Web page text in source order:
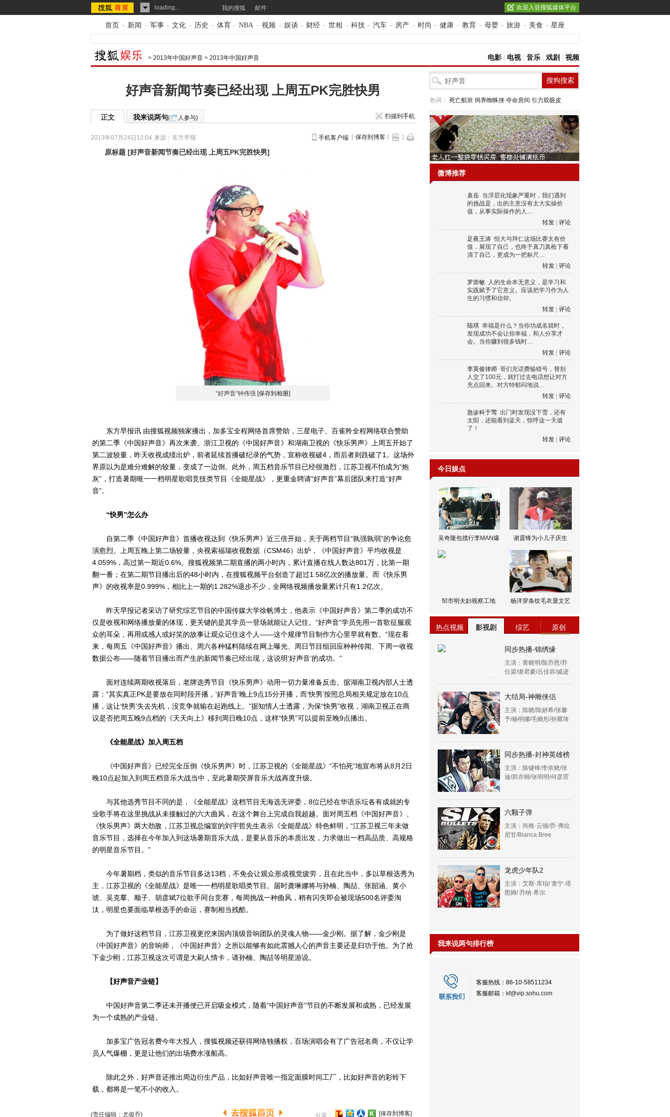
loading... 我的搜狐 邮件 欢迎入驻搜狐媒体平台
首页 - 新闻 - 军事 - 文化 - 历史 - 体育 - NBA - 视频 - 娱谈 - 财经 - 世相 - 科技 - 汽车 - 房产 - 时尚 - 健康 - 教育 - 母婴 - 旅游 - 美食 - 星座
> 2013年中国好声音 > 2013年中国好声音 电影 电视| 音乐 戏剧 视频
好声音新闻节奏已经出现 上周五PK完胜快男
正文 我来说两句( 人参与) 扫描到手机
2013年07月24日12:04 来源： 东方早报 手机客户端 保存到博客
原标题 [好声音新闻节奏已经出现 上周五PK完胜快男]
“好声音”钟伟强 [保存到相册]
东方早报讯 由搜狐视频独家播出，加多宝全程网络首席赞助，三星电子、百雀羚全程网络联合赞助
的第二季《中国好声音》再次来袭。浙江卫视的《中国好声音》和湖南卫视的《快乐男声》上周五开始了
第二波较量，昨天收视成绩出炉，前者延续首播破纪录的气势，宣称收视破4，而后者则跌破了1。这场外
界原以为是难分难解的较量，变成了一边倒。此外，周五档音乐节目已经很激烈，江苏卫视不怕成为“炮
灰”，打造暑期唯一一档明星歌唱竞技类节目《全能星战》，更重金聘请“好声音”幕后团队来打造“好声
音”。
“快男”怎么办
自第二季《中国好声音》首播收视达到《快乐男声》近三倍开始，关于两档节目“孰强孰弱”的争论愈
演愈烈。上周五晚上第二场较量，央视索福瑞收视数据（CSM46）出炉，《中国好声音》平均收视是
4.059%，高过第一期近0.6%。搜狐视频第二期直播的两小时内，累计直播在线人数达801万，比第一期
翻一番；在第二期节目播出后的48小时内，在搜狐视频平台创造了超过1.58亿次的播放量。而《快乐男
声》的收视率是0.999%，相比上一期的1.282%退步不少，全网络视频播放量累计只有1.2亿次。
昨天早报记者采访了研究综艺节目的中国传媒大学徐帆博士，他表示《中国好声音》第二季的成功不
仅是收视和网络播放量的体现，更关键的是其学员一登场就能让人记住。“好声音”学员先用一首歌征服观
众的耳朵，再用或感人或好笑的故事让观众记住这个人——这个规律节目制作方心里早就有数。“现在看
来，每周五《中国好声音》播出、周六各种猛料陆续在网上曝光、周日节目组回应种种传闻、下周一收视
数据公布——随着节目播出而产生的新闻节奏已经出现，这说明‘好声音’的成功。”
面对连续两期收视落后，老牌选秀节目《快乐男声》动用一切力量准备反击。据湖南卫视内部人士透
露：“其实真正PK是要放在同时段开播，‘好声音’晚上9点15分开播，而‘快男’按照总局相关规定放在10点
播，这让‘快男’失去先机，没竞争就输在起跑线上。”据知情人士透露，为保“快男”收视，湖南卫视正在商
议是否把周五晚9点档的《天天向上》移到周日晚10点，这样“快男”可以提前至晚9点播出。
《全能星战》加入周五档
《中国好声音》已经完全压倒《快乐男声》时，江苏卫视的《全能星战》“不怕死”地宣布将从8月2日
晚10点起加入到周五档音乐大战当中，至此暑期荧屏音乐大战再度升级。
与其他选秀节目不同的是，《全能星战》这档节目无海选无评委，8位已经在华语乐坛各有成就的专
业歌手将在这里挑战从未接触过的六大曲风，在这个舞台上完成自我超越。面对周五档《中国好声音》、
《快乐男声》两大劲敌，江苏卫视总编室的刘宇哲先生表示《全能星战》特色鲜明，“江苏卫视三年未做
音乐节目，选择在今年加入到这场暑期音乐大战，是要从音乐的本质出发，力求做出一档高品质、高规格
的明星音乐节目。”
今年暑期档，类似的音乐节目多达13档，不免会让观众形成视觉疲劳，且在此当中，多以草根选秀为
主，江苏卫视的《全能星战》是唯一一档明星歌唱类节目。届时龚琳娜将与孙楠、陶喆、张韶涵、黄小
琥、吴克羣、顺子、胡彦斌7位歌手同台竞赛，每周挑战一种曲风，稍有闪失即会被现场500名评委淘
汰，明星也要面临草根选手的命运，赛制相当残酷。
为了做好这档节目，江苏卫视更挖来国内顶级音响团队的灵魂人物——金少刚。据了解，金少刚是
《中国好声音》的音响师，《中国好声音》之所以能够有如此震撼人心的声音主要还是归功于他。为了抢
下金少刚，江苏卫视这次可谓是大刷人情卡，请孙楠、陶喆等明星游说。
【好声音产业链】
中国好声音第二季还未开播便已开启吸金模式，随着“中国好声音”节目的不断发展和成熟，已经发展
为一个成熟的产业链。
加多宝广告冠名费今年大投入，搜狐视频还获得网络独播权，百场演唱会有了广告冠名商，不仅让学
员人气爆棚，更是让他们的出场费水涨船高。
除此之外，好声音还推出周边衍生产品，比如好声音唯一指定面膜时间工厂，比如好声音的彩铃下
载，都将是一笔不小的收入。
(责任编辑：尤俊乔) 分享： [保存到博客]
热词： 死亡航班 饲养蜘蛛侠 夺命房间 引力双眼皮
微博推荐
袁岳 当浮层化现象严重时，我们遇到
的挑战是，出的主意没有太大实操价
值，从事实际操作的人…
转发
评论
足夜王涛 恒大与拜仁这场比赛太有价
值，展现了自己，也终于真刀真枪下看
清了自己，更成为一把标尺…
转发
评论
罗崇敏 人的生命本无意义，是学习和
实践赋予了它意义。应该把学习作为人
生的习惯和信仰。
转发
评论
陆琪 幸福是什么？当你功成名就时，
发现成功不会让你幸福，和人分享才
会。当你赚到很多钱时…
转发
评论
李英俊律师 哥们充话费输错号，替别
人交了100元，就打过去电话想让对方
充点回来。对方特郁闷地说…
转发
评论
急诊科于莺 出门时发现没下雪，还有
太阳，还能看到蓝天，惊呼这一天值
了！
转发
评论
今日娱点
吴奇隆包揽行李MAN爆 谢霆锋为小儿子庆生
邹市明夫妇视察工地 杨洋穿条纹毛衣显文艺
热点视频 影视剧 综艺 原创
同步热播-锦绣缘
主演：黄晓明/陈乔恩/乔
任梁/谢君豪/吕佳容/戚迹
大结局-神雕侠侣
主演：陈晓/陈妍希/张馨
予/杨明娜/毛晓彤/孙耀琦
同步热播-封神英雄榜
主演：陈键锋/李依晓/张
迪/郑亦桐/张明明/何彦霓
六颗子弹
主演：尚格·云顿/乔·弗拉
尼甘/Bianca Bree
龙虎少年队2
主演：艾斯·库珀/ 查宁·塔
图姆/ 乔纳·希尔
我来说两句排行榜
客服热线：86-10-58511234
客服邮箱： kf@vip.sohu.com